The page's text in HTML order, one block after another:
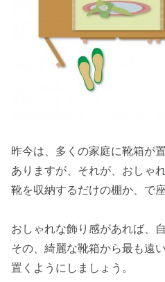
昨今は、多くの家庭に靴箱が
ありますが、それが、おしゃ
靴を収納するだけの棚か、で座
おしゃれな飾り感があれば、
その、綺麗な靴箱から最も遠
置くようにしましょう。